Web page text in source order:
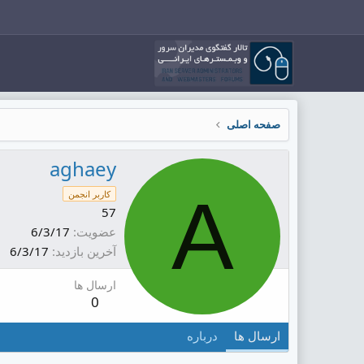
صفحه اصلی
A
aghaey
کاربر انجمن
57
عضویت 6/3/17
آخرین بازدید 6/3/17
ارسال ها
0
ارسال ها درباره